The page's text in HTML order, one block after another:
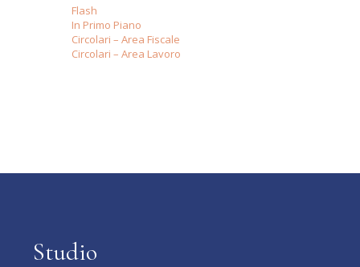
Flash
In Primo Piano
Circolari – Area Fiscale
Circolari – Area Lavoro
Studio